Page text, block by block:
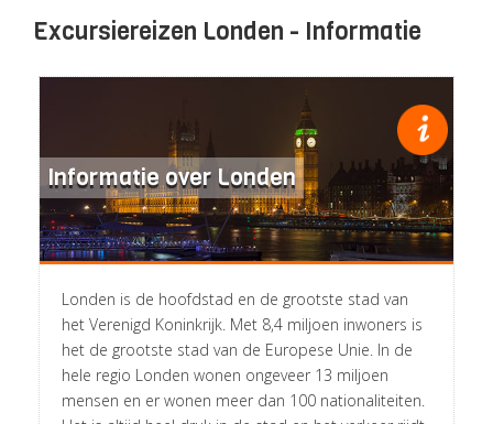
Excursiereizen Londen - Informatie
Informatie over Londen
Londen is de hoofdstad en de grootste stad van
het Verenigd Koninkrijk. Met 8,4 miljoen inwoners is
het de grootste stad van de Europese Unie. In de
hele regio Londen wonen ongeveer 13 miljoen
mensen en er wonen meer dan 100 nationaliteiten.